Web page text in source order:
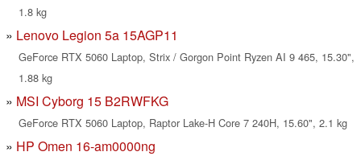
1.8 kg
Lenovo Legion 5a 15AGP11
GeForce RTX 5060 Laptop, Strix / Gorgon Point Ryzen AI 9 465, 15.30",
1.88 kg
MSI Cyborg 15 B2RWFKG
GeForce RTX 5060 Laptop, Raptor Lake-H Core 7 240H, 15.60", 2.1 kg
HP Omen 16-am0000ng